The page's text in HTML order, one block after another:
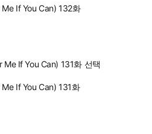
If You Can) 132화
If You Can) 131화 선택
If You Can) 131화